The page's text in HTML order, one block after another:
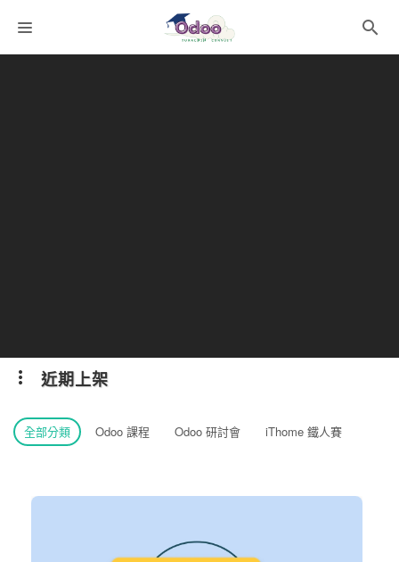
近期上架
全部分類 Odoo 課程 Odoo 研討會 iThome 鐵人賽